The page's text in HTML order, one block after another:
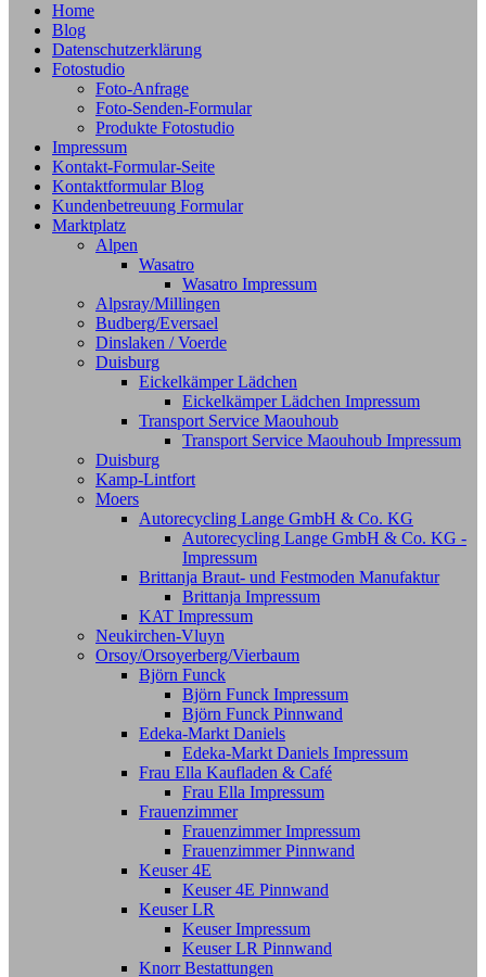
Home
Blog
Datenschutzerklärung
Fotostudio
Foto-Anfrage
Foto-Senden-Formular
Produkte Fotostudio
Impressum
Kontakt-Formular-Seite
Kontaktformular Blog
Kundenbetreuung Formular
Marktplatz
Alpen
Wasatro
Wasatro Impressum
Alpsray/Millingen
Budberg/Eversael
Dinslaken / Voerde
Duisburg
Eickelkämper Lädchen
Eickelkämper Lädchen Impressum
Transport Service Maouhoub
Transport Service Maouhoub Impressum
Duisburg
Kamp-Lintfort
Moers
Autorecycling Lange GmbH & Co. KG
Autorecycling Lange GmbH & Co. KG -
Impressum
Brittanja Braut- und Festmoden Manufaktur
Brittanja Impressum
KAT Impressum
Neukirchen-Vluyn
Orsoy/Orsoyerberg/Vierbaum
Björn Funck
Björn Funck Impressum
Björn Funck Pinnwand
Edeka-Markt Daniels
Edeka-Markt Daniels Impressum
Frau Ella Kaufladen & Café
Frau Ella Impressum
Frauenzimmer
Frauenzimmer Impressum
Frauenzimmer Pinnwand
Keuser 4E
Keuser 4E Pinnwand
Keuser LR
Keuser Impressum
Keuser LR Pinnwand
Knorr Bestattungen